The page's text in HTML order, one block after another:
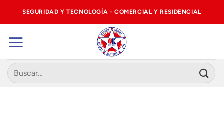
SEGURIDAD Y TECNOLOGÍA - COMERCIAL Y RESIDENCIAL
Buscar
por: